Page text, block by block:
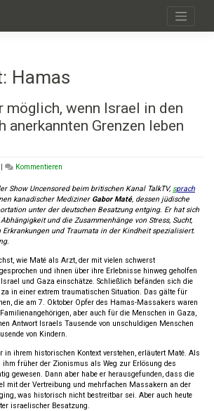
Hamas
möglich, wenn Israel in den
anerkannten Grenzen leben
Kommentieren
ist
nur
möglich,
wenn
Israel
völkerrechtlich
anerkannten
Grenzen
leben
kannn
Show Uncensoredbeim britischen Kanal TalkTV, sprach
n kanadischer MedizinerGabor Maté, dessen jüdische
unter der deutschen Besatzung entging. Erhatsich
unddie Zusammenhänge von Stress, Sucht,
Erkrankungen und Traumata in der Kindheitspezialisiert.
wie Maté als Arzt, der mit vielen schwerst
und ihnen über ihre Erlebnisse hinweg geholfen
und Gaza einschätze. Schließlich befänden sich die
in einer extrem traumatischen Situation. Das gälte für
die am 7. Oktober Opfer des Hamas-Massakers waren
aber auch für die Menschen in Gaza,
Antwort Israels Tausende von unschuldigen Menschen
von Kindern.
in ihrem historischen Kontext verstehen, erläutert Maté. Als
ihm früher der Zionismus als Weg zur Erlösung des
gewesen. Dann aber habe er herausgefunden, dass die
mit der Vertreibung und mehrfachen Massakern an der
was historisch nicht bestreitbar sei. Aber auch heute
israelischer Besatzung.